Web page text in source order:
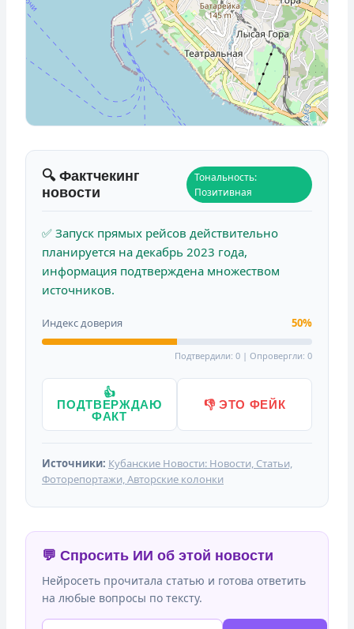
🔍 Фактчекинг
новости
Тональность:
Позитивная
✅ Запуск прямых рейсов действительно
планируется на декабрь 2023 года,
информация подтверждена множеством
источников.
Индекс доверия 50%
Подтвердили: 0 | Опровергли: 0
👍
ПОДТВЕРЖДАЮ
ФАКТ
👎 ЭТО ФЕЙК
Источники: Кубанские Новости: Новости, Статьи,
Фоторепортажи, Авторские колонки
💬 Спросить ИИ об этой новости
Нейросеть прочитала статью и готова ответить
на любые вопросы по тексту.